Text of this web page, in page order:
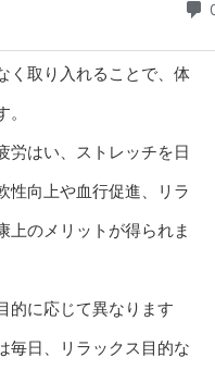
く取り入れることで、体
労はい、ストレッチを日
性向上や血行促進、リラ
上のメリットが得られま
的に応じて異なります
毎日、リラックス目的な